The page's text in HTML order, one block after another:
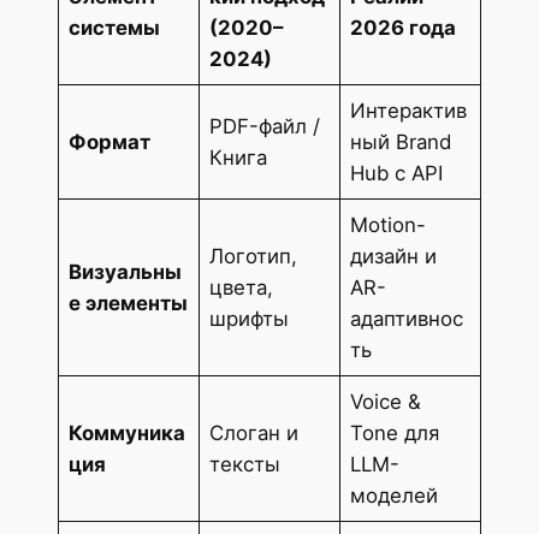
системы
(2020–
2024)
2026 года
Формат
PDF-файл /
Книга
Интерактив
ный Brand
Hub с API
Визуальны
е элементы
Логотип,
цвета,
шрифты
Motion-
дизайн и
AR-
адаптивнос
ть
Коммуника
ция
Слоган и
тексты
Voice &
Tone для
LLM-
моделей